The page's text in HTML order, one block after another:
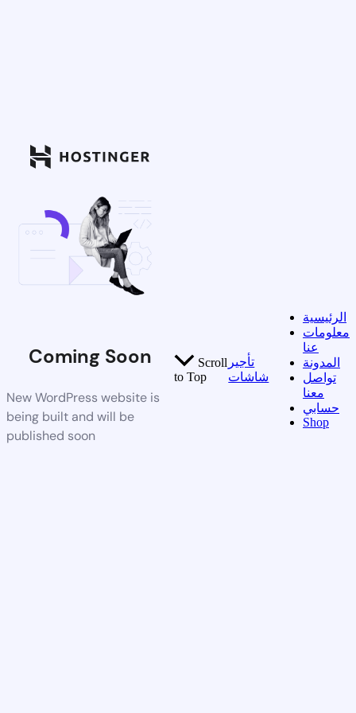
Coming Soon
New WordPress website is
being built and will be
published soon
Scroll
to Top
تأجير
شاشات
الرئيسية
معلومات
عنا
المدونة
تواصل
معنا
حسابي
Shop